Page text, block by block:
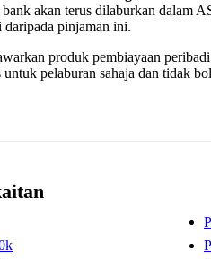
akan terus dilaburkan dalam
daripada pinjaman ini.
produk pembiayaan
pelaburan sahaja dan tidak